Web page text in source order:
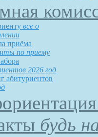
все о
приёма
по приему
2026 год
абитуриентов
будь